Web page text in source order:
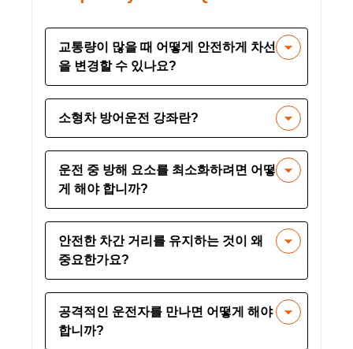
교통량이 많을 때 어떻게 안전하게 차선
을 변경할 수 있나요?
미리 신호를 보내고, 사각지대를 확인하
고, 한 번에 한 차선만 변경하십시오. 조
수석 쪽이나 갓길로 추월하지 마십시오.
소형차 방어운전 강좌란?
이 과정은 사고 위험을 줄이기 위해 방어
운전 기술을 활용하여 소형 차량을 안전
하게 운전하는 방법을 운전자에게 가르
치는 데 중점을 둡니다.
운전 중 방해 요소를 최소화하려면 어떻
게 해야 합니까?
미리 경로를 계획하고, 모바일 장치를 치
우고, 여행을 시작하기 전에 모든 차량 제
어 장치가 설정되었는지 확인하세요.
안전한 차간 거리를 유지하는 것이 왜
중요한가요?
'3초 법칙' 등 안전 차간거리를 유지하면
급정차나 교통 상황 변화에 대처할 수 있
는 적절한 시간을 확보할 수 있습니다.
공격적인 운전자를 만나면 어떻게 해야
합니까?